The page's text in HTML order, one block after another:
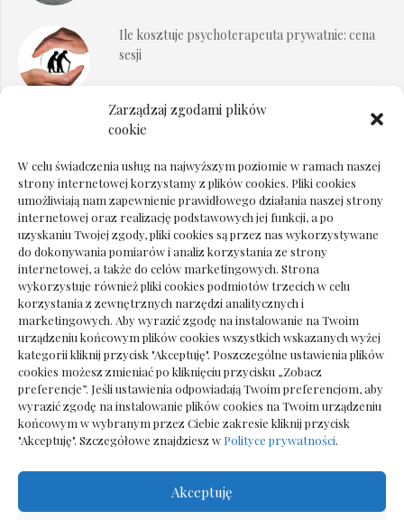
Zarządzaj zgodami plików
cookie
W celu świadczenia usług na najwyższym poziomie w ramach naszej
strony internetowej korzystamy z plików cookies. Pliki cookies
umożliwiają nam zapewnienie prawidłowego działania naszej strony
internetowej oraz realizację podstawowych jej funkcji, a po
uzyskaniu Twojej zgody, pliki cookies są przez nas wykorzystywane
do dokonywania pomiarów i analiz korzystania ze strony
internetowej, a także do celów marketingowych. Strona
wykorzystuje również pliki cookies podmiotów trzecich w celu
korzystania z zewnętrznych narzędzi analitycznych i
marketingowych. Aby wyrazić zgodę na instalowanie na Twoim
urządzeniu końcowym plików cookies wszystkich wskazanych wyżej
kategorii kliknij przycisk "Akceptuję". Poszczególne ustawienia plików
cookies możesz zmieniać po kliknięciu przycisku „Zobacz
preferencje”. Jeśli ustawienia odpowiadają Twoim preferencjom, aby
wyrazić zgodę na instalowanie plików cookies na Twoim urządzeniu
końcowym w wybranym przez Ciebie zakresie kliknij przycisk
"Akceptuję". Szczegółowe znajdziesz w Polityce prywatności.
Akceptuję
Ile kosztuje psychoterapeuta prywatnie: cena
sesji
Dokumenty do odbioru przy zmianie biura
Deska podłogowa do salonu: jak wybrać bez
pośpiechu